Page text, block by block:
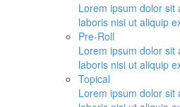
Lorem ipsum dolor
laboris nisi ut aliquip
Pre-Roll
Lorem ipsum dolor
laboris nisi ut aliquip
Topical
Lorem ipsum dolor